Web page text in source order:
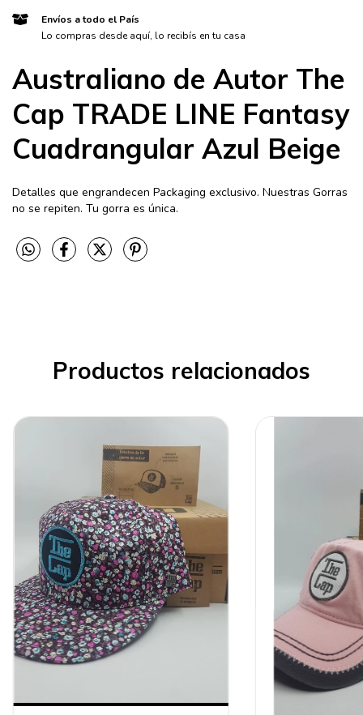
Envíos a todo el País
Lo compras desde aquí, lo recibís en tu casa
Australiano de Autor The
Cap TRADE LINE Fantasy
Cuadrangular Azul Beige
Detalles que engrandecen Packaging exclusivo. Nuestras Gorras
no se repiten. Tu gorra es única.
Productos relacionados